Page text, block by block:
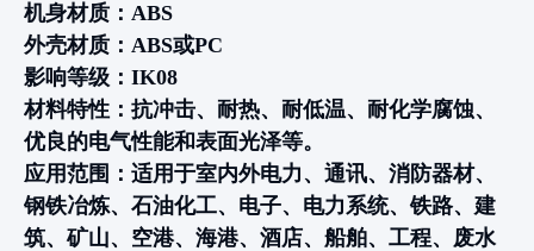
机身材质：ABS
外壳材质：ABS或PC
影响等级：IK08
材料特性：抗冲击、耐热、耐低温、耐化学腐蚀、
优良的电气性能和表面光泽等。
应用范围：适用于室内外电力、通讯、消防器材、
钢铁冶炼、石油化工、电子、电力系统、铁路、建
筑、矿山、空港、海港、酒店、船舶、工程、废水